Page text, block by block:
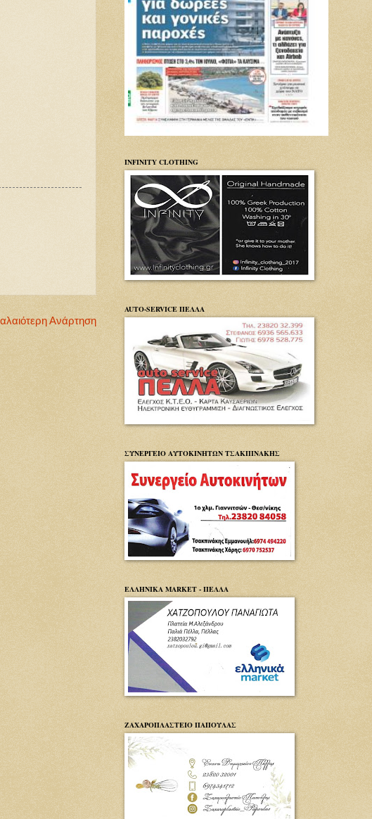
Ανάρτηση
INFINITY CLOTHING
AUTO-SERVICE ΠΕΛΛΑ
ΣΥΝΕΡΓΕΙΟ ΑΥΤΟΚΙΝΗΤΩΝ ΤΣΑΚΠΙΝΑΚΗΣ
ΕΛΛΗΝΙΚΑ MARKET - ΠΕΛΛΑ
ΖΑΧΑΡΟΠΛΑΣΤΕΙΟ ΠΑΠΟΥΛΑΣ